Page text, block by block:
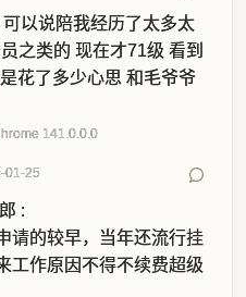
以说陪我经历了太多太
之类的 现在才71级 看到
花了多少心思 和毛爷爷
141.0.0.0
01-25
:
请的较早，当年还流行挂
工作原因不得不续费超级